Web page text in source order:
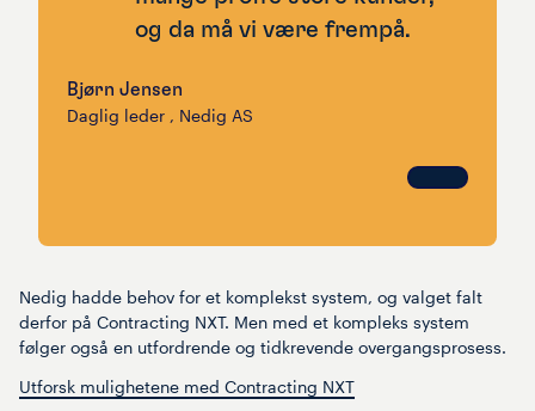
og da må vi være frempå.
Bjørn Jensen
Daglig leder , Nedig AS
Nedig hadde behov for et komplekst system, og valget falt
derfor på Contracting NXT. Men med et kompleks system
følger også en utfordrende og tidkrevende overgangsprosess.
Utforsk mulighetene med Contracting NXT